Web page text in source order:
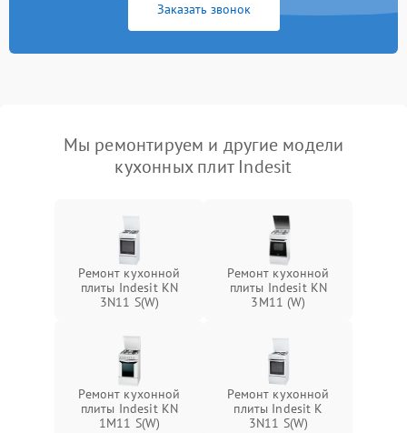
Заказать звонок
Мы ремонтируем и другие модели
кухонных плит Indesit
Ремонт кухонной
плиты Indesit KN
3N11 S(W)
Ремонт кухонной
плиты Indesit KN
3M11 (W)
Ремонт кухонной
плиты Indesit KN
1M11 S(W)
Ремонт кухонной
плиты Indesit K
3N11 S(W)